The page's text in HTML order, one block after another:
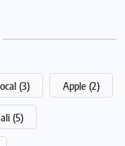
(3) Apple (2)
(5)